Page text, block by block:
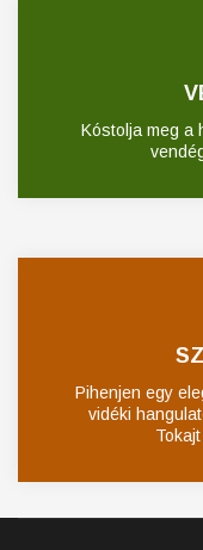
Kóstolja meg a
Pihenjen egy
vidéki